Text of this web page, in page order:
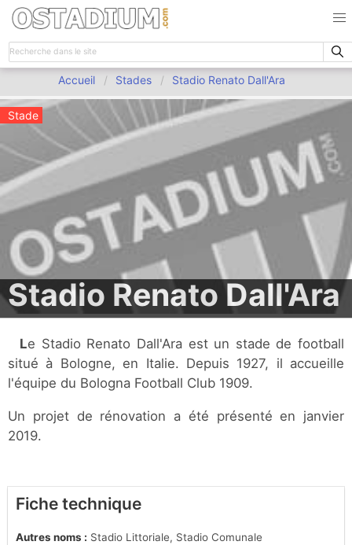
Accueil Stades Stadio Renato Dall'Ara
Stade
Stadio Renato Dall'Ara
Le Stadio Renato Dall'Ara est un stade de football
situé à Bologne, en Italie. Depuis 1927, il accueille
l'équipe du Bologna Football Club 1909.
Un projet de rénovation a été présenté en janvier
2019.
Fiche technique
Autres noms : Stadio Littoriale, Stadio Comunale